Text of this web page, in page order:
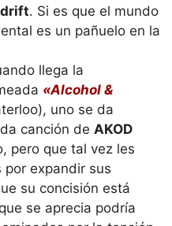
. Si es que el mundo
es un pañuelo en la
llega la
«Alcohol &
uno se da
canción de AKOD
pero que tal vez les
por expandir sus
su concisión está
se aprecia podría